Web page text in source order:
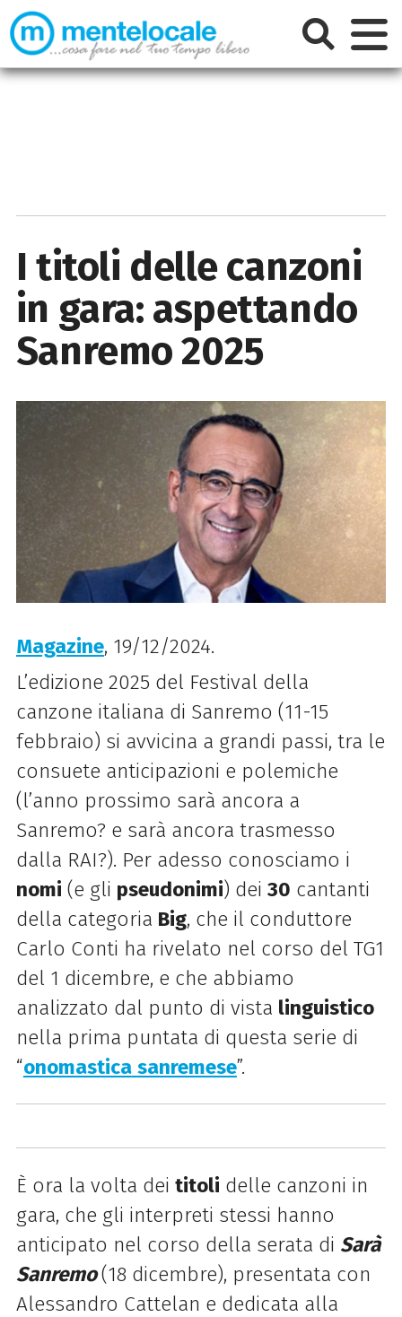
I titoli delle canzoni
in gara: aspettando
Sanremo 2025
Magazine, 19/12/2024.
L’edizione 2025 del Festival della
canzone italiana di Sanremo (11-15
febbraio) si avvicina a grandi passi, tra le
consuete anticipazioni e polemiche
(l’anno prossimo sarà ancora a
Sanremo? e sarà ancora trasmesso
dalla RAI?). Per adesso conosciamo i
nomi (e gli pseudonimi) dei 30 cantanti
della categoria Big, che il conduttore
Carlo Conti ha rivelato nel corso del TG1
del 1 dicembre, e che abbiamo
analizzato dal punto di vista linguistico
nella prima puntata di questa serie di
“onomastica sanremese”.
È ora la volta dei titoli delle canzoni in
gara, che gli interpreti stessi hanno
anticipato nel corso della serata di Sarà
Sanremo(18 dicembre), presentata con
Alessandro Cattelan e dedicata alla